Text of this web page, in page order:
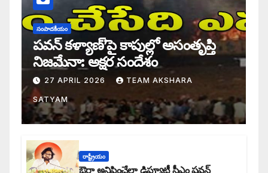
సంపాదకీయం
పవన్ కళ్యాణ్’పై కాపుల్లో అసంతృప్తి
నిజమేనా: అక్షర సందేశం
27 APRIL 2026 TEAM AKSHARA
SATYAM
రాష్ట్రీయం
ఔరా అనిపించేలా డిప్యూటీ సీఎం పవన్